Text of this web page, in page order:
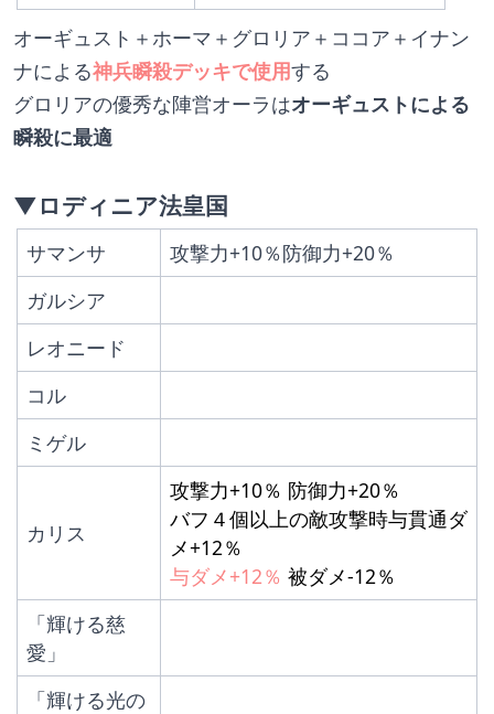
オーギュスト＋ホーマ＋グロリア＋ココア＋イナン
ナによる神兵瞬殺デッキで使用する
グロリアの優秀な陣営オーラはオーギュストによる
瞬殺に最適
▼ロディニア法皇国
サマンサ
攻撃力+10％防御力+20％
ガルシア
レオニード
コル
ミゲル
カリス
攻撃力+10％ 防御力+20％
バフ４個以上の敵攻撃時与貫通ダ
メ+12％
与ダメ+12％ 被ダメ-12％
「輝ける慈
愛」
「輝ける光の